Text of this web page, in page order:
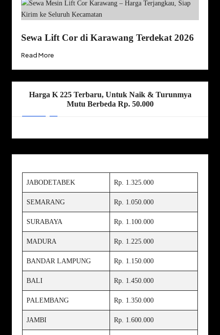
Sewa Lift Cor di Karawang Terdekat 2026
Read More
Harga K 225 Terbaru, Untuk Naik & Turunmya
Mutu Berbeda Rp. 50.000
JABODETABEK Rp. 1.325.000
SEMARANG Rp. 1.050.000
SURABAYA Rp. 1.100.000
MADURA Rp. 1.225.000
BANDAR LAMPUNG Rp. 1.150.000
BALI Rp. 1.450.000
PALEMBANG Rp. 1.350.000
JAMBI Rp. 1.600.000